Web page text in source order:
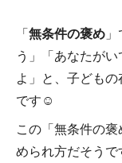
「無条件の褒め
う」「あなたが
よ」と、子ども
です☺
この「無条件の
められ方だそうで